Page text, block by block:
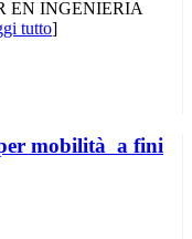
EN INGENIERIA
tutto]
mobilità a fini